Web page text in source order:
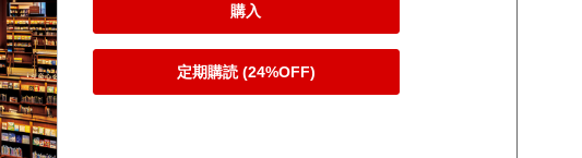
購入
定期購読 (24%OFF)